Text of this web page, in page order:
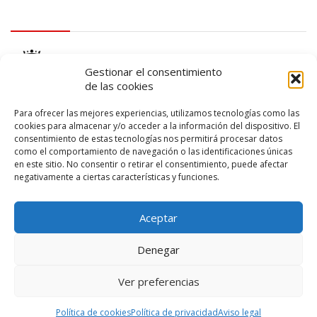
Gestionar el consentimiento
de las cookies
Para ofrecer las mejores experiencias, utilizamos tecnologías como las
cookies para almacenar y/o acceder a la información del dispositivo. El
consentimiento de estas tecnologías nos permitirá procesar datos
como el comportamiento de navegación o las identificaciones únicas
en este sitio. No consentir o retirar el consentimiento, puede afectar
negativamente a ciertas características y funciones.
Aceptar
Denegar
Ver preferencias
Política de cookiesPolítica de privacidadAviso legal
logo SID